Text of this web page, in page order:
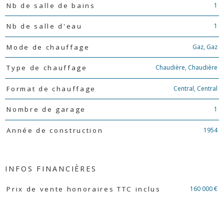
Nb de salle de bains 1
Nb de salle d'eau 1
Mode de chauffage Gaz, Gaz
Type de chauffage Chaudière, Chaudière
Format de chauffage Central, Central
Nombre de garage 1
Année de construction 1954
INFOS FINANCIÈRES
Caractéristiques Valeurs
Prix de vente honoraires TTC inclus 160 000 €